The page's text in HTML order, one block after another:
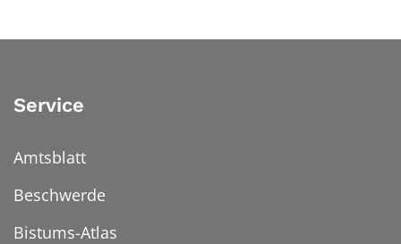
Service
Amtsblatt
Beschwerde
Bistums-Atlas